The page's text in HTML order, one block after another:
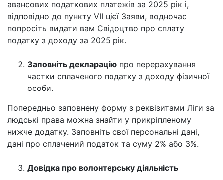
авансових податкових платежів за 2025 рік і,
відповідно до пункту VII цієї Заяви, водночас
попросіть видати вам Свідоцтво про сплату
податку з доходу за 2025 рік.
Заповніть декларацію про перерахування
частки сплаченого податку з доходу фізичної
особи.
Попередньо заповнену форму з реквізитами Ліги за
людські права можна знайти у прикріпленому
нижче додатку. Заповніть свої персональні дані,
дані про сплачений податок та суму 2% або 3%.
Довідка про волонтерську діяльність